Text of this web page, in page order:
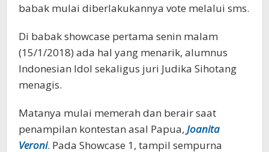
babak mulai diberlakukannya vote melalui sms.
Di babak showcase pertama senin malam
(15/1/2018) ada hal yang menarik, alumnus
Indonesian Idol sekaligus juri Judika Sihotang
menagis.
Matanya mulai memerah dan berair saat
penampilan kontestan asal Papua, Joanita
Veroni. Pada Showcase 1, tampil sempurna